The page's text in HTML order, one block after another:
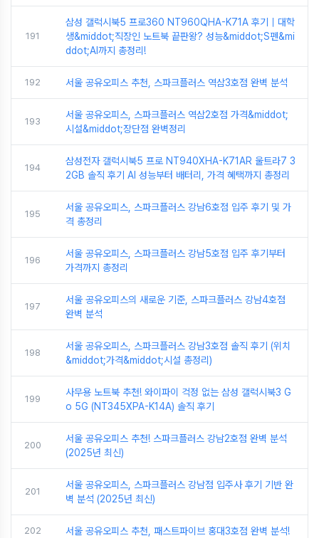
191
삼성 갤럭시북5 프로360 NT960QHA-K71A 후기｜대학
생&middot;직장인 노트북 끝판왕? 성능&middot;S펜&mi
ddot;AI까지 총정리!
192 서울 공유오피스 추천, 스파크플러스 역삼3호점 완벽 분석
193
서울 공유오피스, 스파크플러스 역삼2호점 가격&middot;
시설&middot;장단점 완벽정리
194
삼성전자 갤럭시북5 프로 NT940XHA-K71AR 울트라7 3
2GB 솔직 후기 AI 성능부터 배터리, 가격 혜택까지 총정리
195
서울 공유오피스, 스파크플러스 강남6호점 입주 후기 및 가
격 총정리
196
서울 공유오피스, 스파크플러스 강남5호점 입주 후기부터
가격까지 총정리
197
서울 공유오피스의 새로운 기준, 스파크플러스 강남4호점
완벽 분석
198
서울 공유오피스, 스파크플러스 강남3호점 솔직 후기 (위치
&middot;가격&middot;시설 총정리)
199
사무용 노트북 추천! 와이파이 걱정 없는 삼성 갤럭시북3 G
o 5G (NT345XPA-K14A) 솔직 후기
200
서울 공유오피스 추천! 스파크플러스 강남2호점 완벽 분석
(2025년 최신)
201
서울 공유오피스, 스파크플러스 강남점 입주사 후기 기반 완
벽 분석 (2025년 최신)
202 서울 공유오피스 추천, 패스트파이브 홍대3호점 완벽 분석!